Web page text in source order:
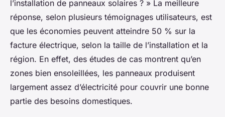
l’installation de panneaux solaires ? » La meilleure
réponse, selon plusieurs témoignages utilisateurs, est
que les économies peuvent atteindre 50 % sur la
facture électrique, selon la taille de l’installation et la
région. En effet, des études de cas montrent qu’en
zones bien ensoleillées, les panneaux produisent
largement assez d’électricité pour couvrir une bonne
partie des besoins domestiques.